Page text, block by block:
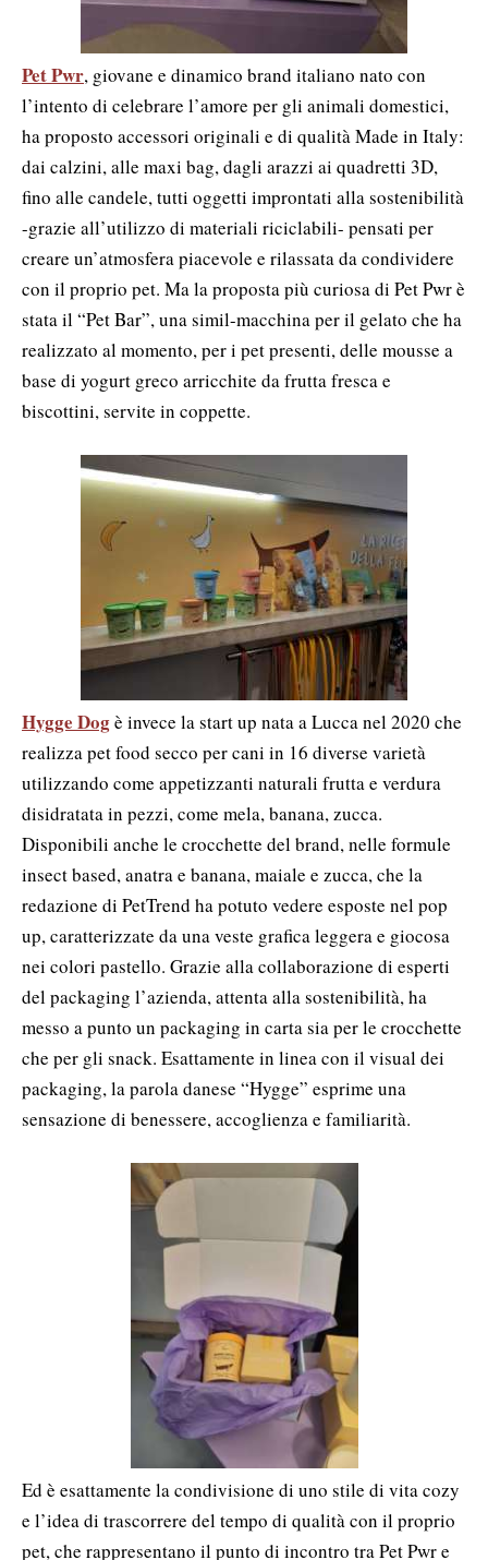
Pet Pwr, giovane e dinamico brand italiano nato con
l’intento di celebrare l’amore per gli animali domestici,
ha proposto accessori originali e di qualità Made in Italy:
dai calzini, alle maxi bag, dagli arazzi ai quadretti 3D,
fino alle candele, tutti oggetti improntati alla sostenibilità
-grazie all’utilizzo di materiali riciclabili- pensati per
creare un’atmosfera piacevole e rilassata da condividere
con il proprio pet. Ma la proposta più curiosa di Pet Pwr è
stata il “Pet Bar”, una simil-macchina per il gelato che ha
realizzato al momento, per i pet presenti, delle mousse a
base di yogurt greco arricchite da frutta fresca e
biscottini, servite in coppette.
Hygge Dogè invece la start up nata a Lucca nel 2020 che
realizza pet food secco per cani in 16 diverse varietà
utilizzando come appetizzanti naturali frutta e verdura
disidratata in pezzi, come mela, banana, zucca.
Disponibili anche le crocchette del brand, nelle formule
insect based, anatra e banana, maiale e zucca, che la
redazione di PetTrend ha potuto vedere esposte nel pop
up, caratterizzate da una veste grafica leggera e giocosa
nei colori pastello. Grazie alla collaborazione di esperti
del packaging l’azienda, attenta alla sostenibilità, ha
messo a punto un packaging in carta sia per le crocchette
che per gli snack. Esattamente in linea con il visual dei
packaging, la parola danese “Hygge” esprime una
sensazione di benessere, accoglienza e familiarità.
Ed è esattamente la condivisione di uno stile di vita cozy
e l’idea di trascorrere del tempo di qualità con il proprio
pet, che rappresentano il punto di incontro tra Pet Pwr e